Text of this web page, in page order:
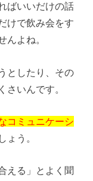
ばいいだけの話
けで飲み会をす
んよね。
としたり、その
さいんです。
コミュニケーシ
ょう。
える」とよく聞